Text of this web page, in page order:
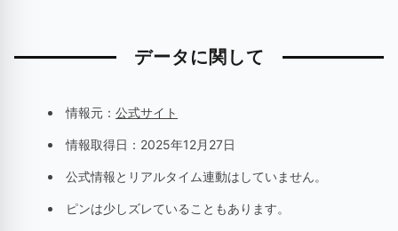
データに関して
情報元： 公式サイト
情報取得日： 2025年12月27日
公式情報とリアルタイム連動はしていません。
ピンは少しズレていることもあります。